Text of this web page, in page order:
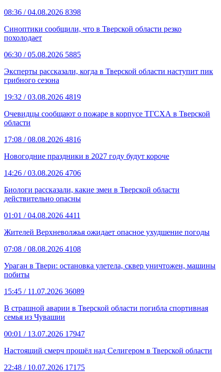
08:36 / 04.08.2026 8398
Синоптики сообщили, что в Тверской области резко
похолодает
06:30 / 05.08.2026 5885
Эксперты рассказали, когда в Тверской области наступит пик
грибного сезона
19:32 / 03.08.2026 4819
Очевидцы сообщают о пожаре в корпусе ТГСХА в Тверской
области
17:08 / 08.08.2026 4816
Новогодние праздники в 2027 году будут короче
14:26 / 03.08.2026 4706
Биологи рассказали, какие змеи в Тверской области
действительно опасны
01:01 / 04.08.2026 4411
Жителей Верхневолжья ожидает опасное ухудшение погоды
07:08 / 08.08.2026 4108
Ураган в Твери: остановка улетела, сквер уничтожен, машины
побиты
15:45 / 11.07.2026 36089
В страшной аварии в Тверской области погибла спортивная
семья из Чувашии
00:01 / 13.07.2026 17947
Настоящий смерч прошёл над Селигером в Тверской области
22:48 / 10.07.2026 17175